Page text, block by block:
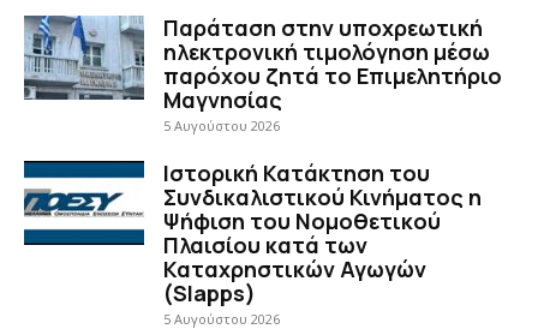
Παράταση στην υποχρεωτική
ηλεκτρονική τιμολόγηση μέσω
παρόχου ζητά το Επιμελητήριο
Μαγνησίας
5 Αυγούστου 2026
Ιστορική Κατάκτηση του
Συνδικαλιστικού Κινήματος η
Ψήφιση του Νομοθετικού
Πλαισίου κατά των
Καταχρηστικών Αγωγών
(Slapps)
5 Αυγούστου 2026